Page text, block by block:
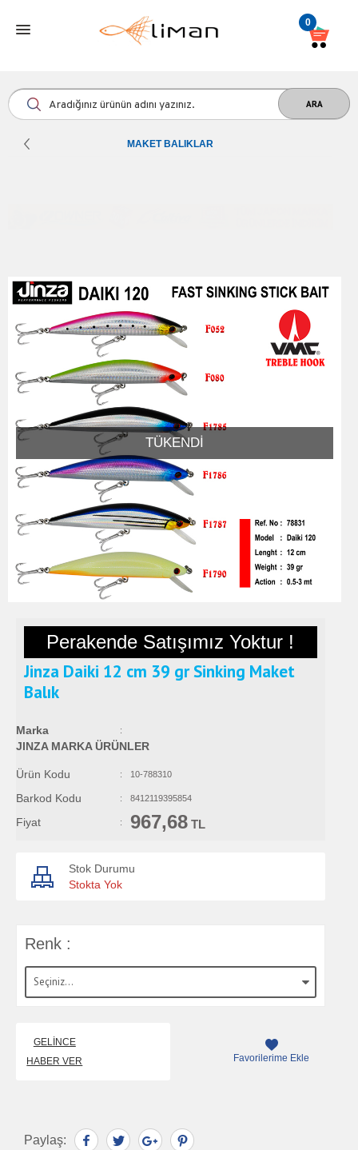
0
MAKET BALIKLAR
TÜKENDI
Perakende Satışımız Yoktur !
Jinza Daiki 12 cm 39 gr Sinking Maket
Balık
Marka :
JINZA MARKA ÜRÜNLER
Ürün Kodu : 10-788310
Barkod Kodu : 8412119395854
Fiyat : 967,68 TL
Stok Durumu
Stokta Yok
Renk :
GELINCE
HABER VER
Favorilerime Ekle
Paylaş: